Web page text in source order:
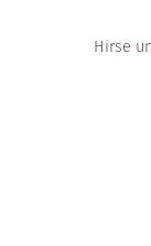
Hirse